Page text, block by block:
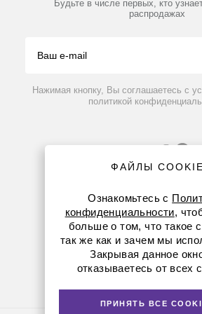
150;
максимальная длина
300;
анализ данных), ч — 36;
поддержка библиотек TruSeqи
всего запуска (Q40) — 90%
прочтения 99,9%;
требования к сети — 220 В;
габаритные размеры
975×921×1570;
вес, кг — 500.
Производители
Контакты
Будьте в числе первых, кто
распродажах
Нажимая кнопку, Вы соглашаетесь с
политикой
8 (800) 234-05-
8-863-303-55-
ФАЙЛЫ COOKIE
Ознакомьтесь с
конфиденциальности,
больше о том, что такое
так же как и зачем мы
Закрывая данное
отказываетесь от всех
ПРИНЯТЬ ВСЕ